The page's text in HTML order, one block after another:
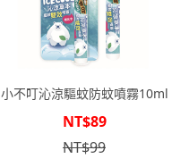
小不叮沁涼驅蚊防蚊噴霧10ml
NT$89
NT$99